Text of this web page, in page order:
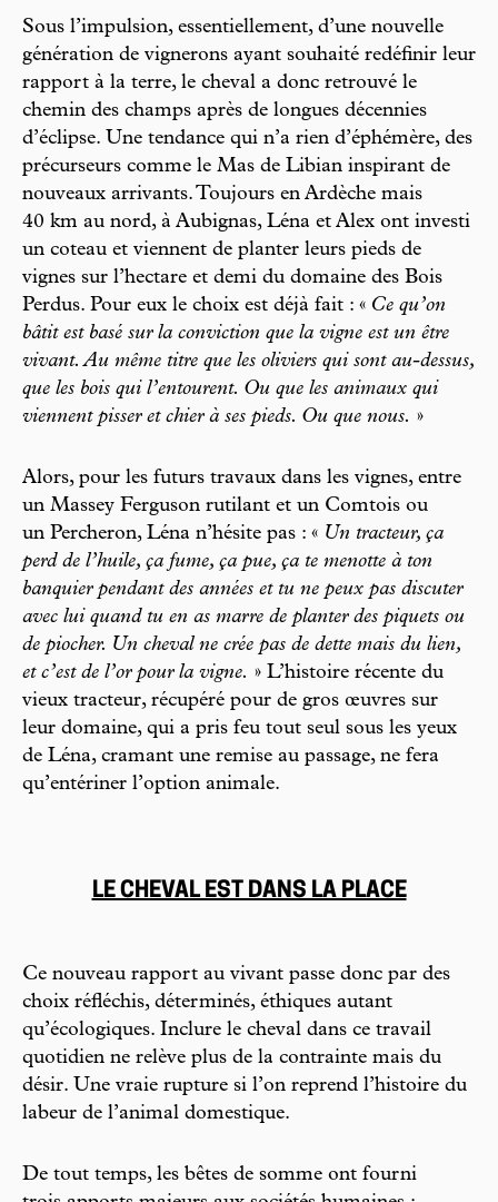
Sous l’impulsion, essentiellement, d’une nouvelle
génération de vignerons ayant souhaité redéfinir leur
rapport à la terre, le cheval a donc retrouvé le
chemin des champs après de longues décennies
d’éclipse. Une tendance qui n’a rien d’éphémère, des
précurseurs comme le Mas de Libian inspirant de
nouveaux arrivants. Toujours en Ardèche mais
40 km au nord, à Aubignas, Léna et Alex ont investi
un coteau et viennent de planter leurs pieds de
vignes sur l’hectare et demi du domaine des Bois
Perdus. Pour eux le choix est déjà fait : « Ce qu’on
bâtit est basé sur la conviction que la vigne est un être
vivant. Au même titre que les oliviers qui sont au-dessus,
que les bois qui l’entourent. Ou que les animaux qui
viennent pisser et chier à ses pieds. Ou que nous. »
Alors, pour les futurs travaux dans les vignes, entre
un Massey Ferguson rutilant et un Comtois ou
un Percheron, Léna n’hésite pas : « Un tracteur, ça
perd de l’huile, ça fume, ça pue, ça te menotte à ton
banquier pendant des années et tu ne peux pas discuter
avec lui quand tu en as marre de planter des piquets ou
de piocher. Un cheval ne crée pas de dette mais du lien,
et c’est de l’or pour la vigne. » L’histoire récente du
vieux tracteur, récupéré pour de gros œuvres sur
leur domaine, qui a pris feu tout seul sous les yeux
de Léna, cramant une remise au passage, ne fera
qu’entériner l’option animale.
LE CHEVAL EST DANS LA PLACE
Ce nouveau rapport au vivant passe donc par des
choix réfléchis, déterminés, éthiques autant
qu’écologiques. Inclure le cheval dans ce travail
quotidien ne relève plus de la contrainte mais du
désir. Une vraie rupture si l’on reprend l’histoire du
labeur de l’animal domestique.
De tout temps, les bêtes de somme ont fourni